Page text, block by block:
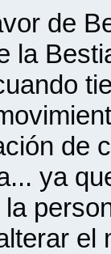
de
la
de
ya
el